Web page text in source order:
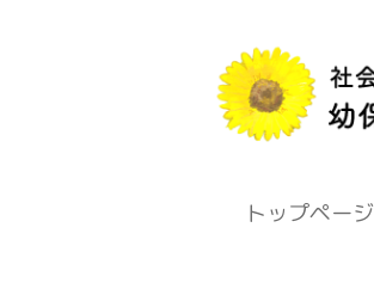
トップページ